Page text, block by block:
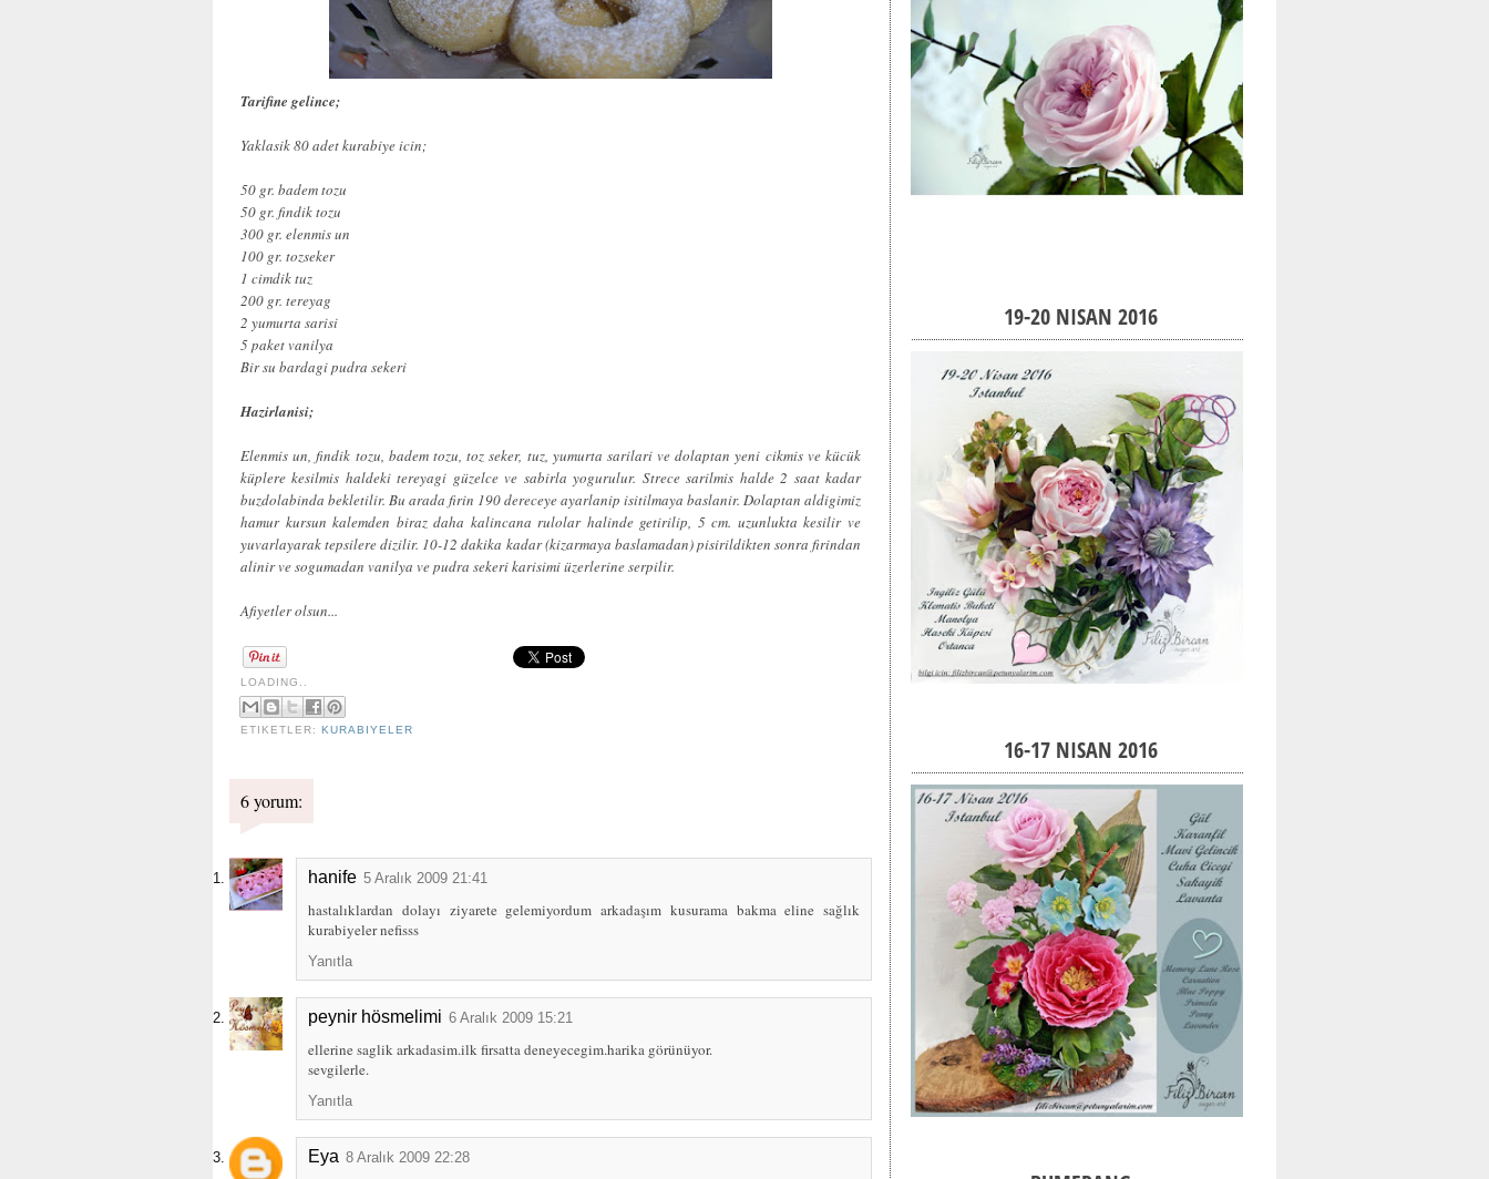
Tarifine gelince;
Yaklasik 80 adet kurabiye icin;
50 gr. badem tozu
50 gr. findik tozu
300 gr. elenmis un
100 gr. tozseker
1 cimdik tuz
200 gr. tereyag
2 yumurta sarisi
5 paket vanilya
Bir su bardagi pudra sekeri
Hazirlanisi;
Elenmis un, findik tozu, badem tozu, toz seker, tuz, yumurta sarilari ve dolaptan yeni cikmis ve kücük
küplere kesilmis haldeki tereyagi güzelce ve sabirla yogurulur. Strece sarilmis halde 2 saat kadar
buzdolabinda bekletilir. Bu arada firin 190 dereceye ayarlanip isitilmaya baslanir. Dolaptan aldigimiz
hamur kursun kalemden biraz daha kalincana rulolar halinde getirilip, 5 cm. uzunlukta kesilir ve
yuvarlayarak tepsilere dizilir. 10-12 dakika kadar (kizarmaya baslamadan) pisirildikten sonra firindan
alinir ve sogumadan vanilya ve pudra sekeri karisimi üzerlerine serpilir.
Afiyetler olsun...
LOADING..
ETIKETLER:KURABIYELER
6 yorum:
hanife 5 Aralık 2009 21:41
hastalıklardan dolayı ziyarete gelemiyordum arkadaşım kusurama bakma eline sağlık
kurabiyeler nefisss
Yanıtla
peynir hösmelimi 6 Aralık 2009 15:21
ellerine saglik arkadasim.ilk firsatta deneyecegim.harika görünüyor.
sevgilerle.
Yanıtla
Eya 8 Aralık 2009 22:28
19-20 NISAN 2016
16-17 NISAN 2016